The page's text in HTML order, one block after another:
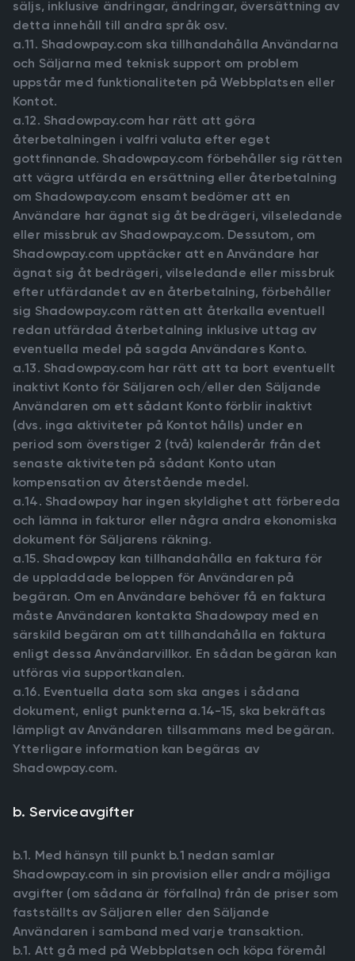
säljs, inklusive ändringar, ändringar, översättning av
detta innehåll till andra språk osv.
a.11. Shadowpay.com ska tillhandahålla Användarna
och Säljarna med teknisk support om problem
uppstår med funktionaliteten på Webbplatsen eller
Kontot.
a.12. Shadowpay.com har rätt att göra
återbetalningen i valfri valuta efter eget
gottfinnande. Shadowpay.com förbehåller sig rätten
att vägra utfärda en ersättning eller återbetalning
om Shadowpay.com ensamt bedömer att en
Användare har ägnat sig åt bedrägeri, vilseledande
eller missbruk av Shadowpay.com. Dessutom, om
Shadowpay.com upptäcker att en Användare har
ägnat sig åt bedrägeri, vilseledande eller missbruk
efter utfärdandet av en återbetalning, förbehåller
sig Shadowpay.com rätten att återkalla eventuell
redan utfärdad återbetalning inklusive uttag av
eventuella medel på sagda Användares Konto.
a.13. Shadowpay.com har rätt att ta bort eventuellt
inaktivt Konto för Säljaren och/eller den Säljande
Användaren om ett sådant Konto förblir inaktivt
(dvs. inga aktiviteter på Kontot hålls) under en
period som överstiger 2 (två) kalenderår från det
senaste aktiviteten på sådant Konto utan
kompensation av återstående medel.
a.14. Shadowpay har ingen skyldighet att förbereda
och lämna in fakturor eller några andra ekonomiska
dokument för Säljarens räkning.
a.15. Shadowpay kan tillhandahålla en faktura för
de uppladdade beloppen för Användaren på
begäran. Om en Användare behöver få en faktura
måste Användaren kontakta Shadowpay med en
särskild begäran om att tillhandahålla en faktura
enligt dessa Användarvillkor. En sådan begäran kan
utföras via supportkanalen.
a.16. Eventuella data som ska anges i sådana
dokument, enligt punkterna a.14-15, ska bekräftas
lämpligt av Användaren tillsammans med begäran.
Ytterligare information kan begäras av
Shadowpay.com.
b. Serviceavgifter
b.1. Med hänsyn till punkt b.1 nedan samlar
Shadowpay.com in sin provision eller andra möjliga
avgifter (om sådana är förfallna) från de priser som
fastställts av Säljaren eller den Säljande
Användaren i samband med varje transaktion.
b.1. Att gå med på Webbplatsen och köpa föremål